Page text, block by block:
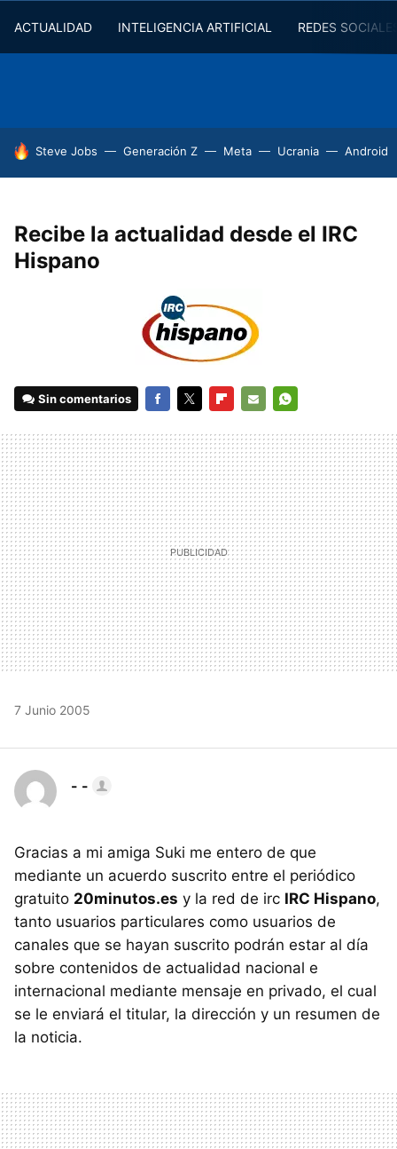
ACTUALIDAD INTELIGENCIA ARTIFICIAL REDES
HOY SE HABLA DE
Steve Jobs Generación Z Meta Ucrania Android
Recibe la actualidad desde el IRC
Hispano
Sin comentarios
MAIL
7 Junio 2005
- -
Gracias a mi amiga Suki me entero de que
mediante un acuerdo suscrito entre el periódico
gratuito 20minutos.es y la red de irc IRC Hispano,
tanto usuarios particulares como usuarios de
canales que se hayan suscrito podrán estar al día
sobre contenidos de actualidad nacional e
internacional mediante mensaje en privado, el cual
se le enviará el titular, la dirección y un resumen de
la noticia.